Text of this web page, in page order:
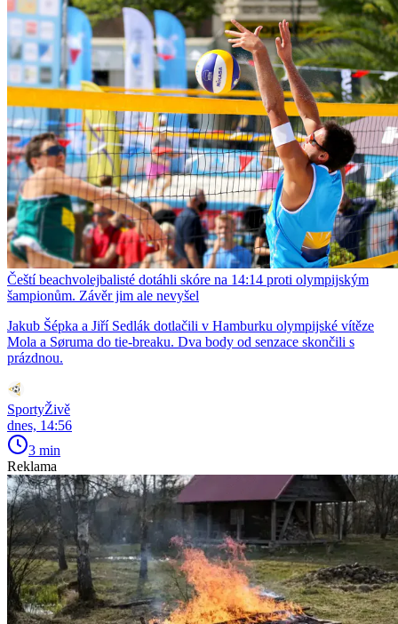
Čeští beachvolejbalisté dotáhli skóre na 14:14 proti olympijským
šampionům. Závěr jim ale nevyšel
Jakub Šépka a Jiří Sedlák dotlačili v Hamburku olympijské vítěze
Mola a Søruma do tie-breaku. Dva body od senzace skončili s
prázdnou.
SportyŽivě
dnes, 14:56
3 min
Reklama